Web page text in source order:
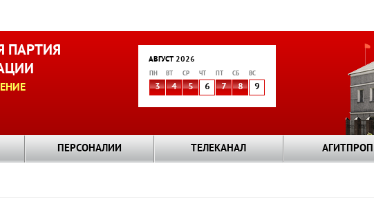
ПАРТИЯ
АВГУСТ 2026
ПН ВТ СР ЧТ СБ ВС
3 4 5 6 7 8 9
ПЕРСОНАЛИИ ТЕЛЕКАНАЛ АГИТПРОП